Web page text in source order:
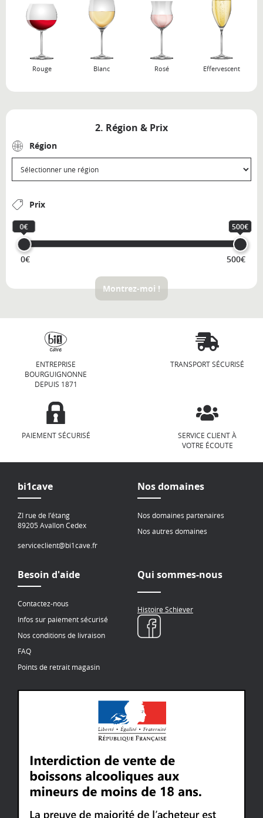
Rouge Blanc Rosé Effervescent
2. Région & Prix
Région
Prix
0€ 500€
0€ 500€
Montrez-moi !
ENTREPRISE
BOURGUIGNONNE
DEPUIS 1871
TRANSPORT SÉCURISÉ
PAIEMENT SÉCURISÉ
SERVICE CLIENT À
VOTRE ÉCOUTE
bi1cave
ZI rue de l’étang
89205 Avallon Cedex
serviceclient@bi1cave.fr
Nos domaines
Nos domaines partenaires
Nos autres domaines
Besoin d'aide
Contactez-nous
Infos sur paiement sécurisé
Nos conditions de livraison
FAQ
Points de retrait magasin
Qui sommes-nous
Histoire Schiever